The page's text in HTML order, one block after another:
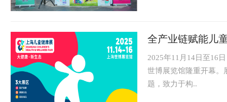
全产业链赋能儿
2025年11月14日至16
世博展览馆隆重开幕。
题，致力于构..